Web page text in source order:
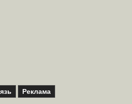
Реклама